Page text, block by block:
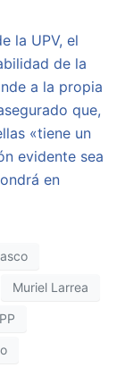
la UPV, el
de la
a la propia
que,
«tiene un
evidente sea
en
Muriel Larrea
PP